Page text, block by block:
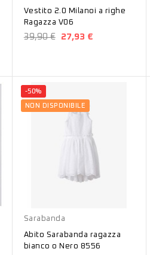
Vestito 2.0 Milanoi a righe
Ragazza V06
39,90 € 27,93 €
-50%
NON DISPONIBILE
Sarabanda
Abito Sarabanda ragazza
bianco o Nero 8556